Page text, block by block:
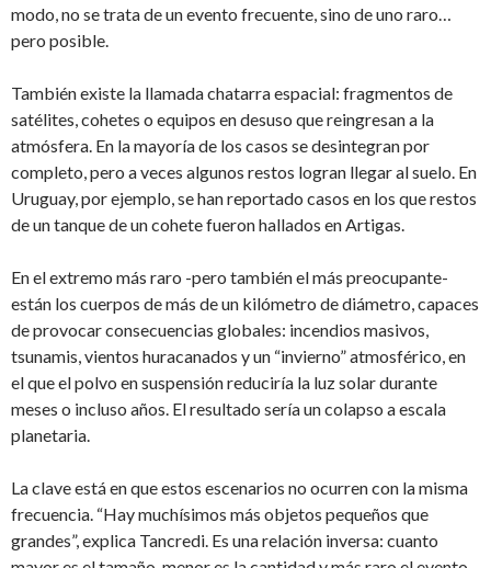
modo, no se trata de un evento frecuente, sino de uno raro…
pero posible.
También existe la llamada chatarra espacial: fragmentos de
satélites, cohetes o equipos en desuso que reingresan a la
atmósfera. En la mayoría de los casos se desintegran por
completo, pero a veces algunos restos logran llegar al suelo. En
Uruguay, por ejemplo, se han reportado casos en los que restos
de un tanque de un cohete fueron hallados en Artigas.
En el extremo más raro -pero también el más preocupante-
están los cuerpos de más de un kilómetro de diámetro, capaces
de provocar consecuencias globales: incendios masivos,
tsunamis, vientos huracanados y un “invierno” atmosférico, en
el que el polvo en suspensión reduciría la luz solar durante
meses o incluso años. El resultado sería un colapso a escala
planetaria.
La clave está en que estos escenarios no ocurren con la misma
frecuencia. “Hay muchísimos más objetos pequeños que
grandes”, explica Tancredi. Es una relación inversa: cuanto